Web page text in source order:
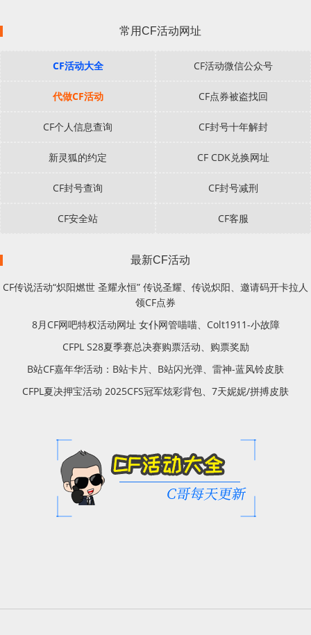
常用CF活动网址
CF活动大全 CF活动微信公众号
代做CF活动 CF点券被盗找回
CF个人信息查询 CF封号十年解封
新灵狐的约定 CF CDK兑换网址
CF封号查询 CF封号减刑
CF安全站 CF客服
最新CF活动
CF传说活动“炽阳燃世 圣耀永恒” 传说圣耀、传说炽阳、邀请码开卡拉人
领CF点券
8月CF网吧特权活动网址 女仆网管喵喵、Colt1911-小故障
CFPL S28夏季赛总决赛购票活动、购票奖励
B站CF嘉年华活动：B站卡片、B站闪光弹、雷神-蓝风铃皮肤
CFPL夏决押宝活动 2025CFS冠军炫彩背包、7天妮妮/拼搏皮肤